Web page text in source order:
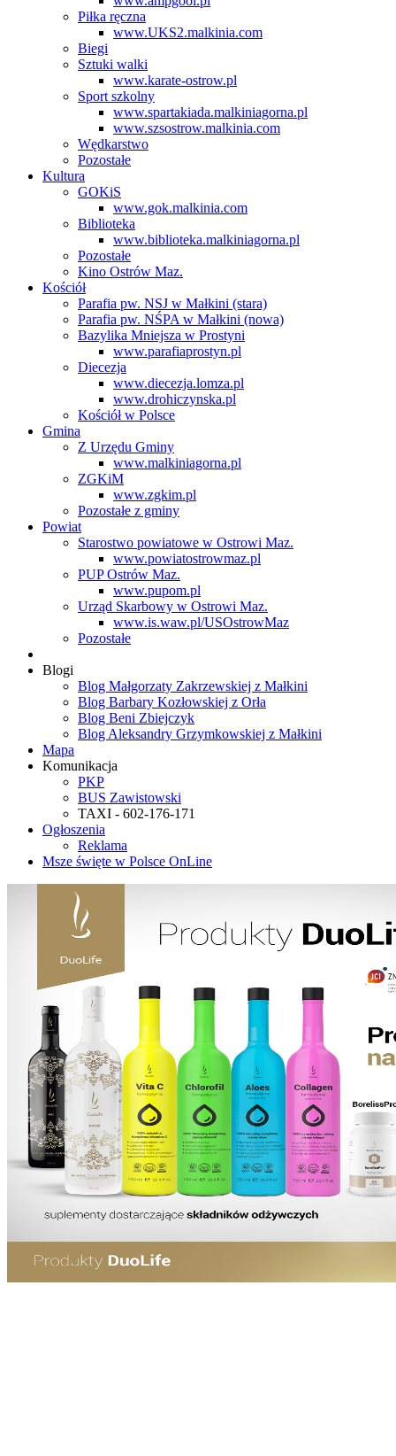
Piłka ręczna
www.UKS2.malkinia.com
Biegi
Sztuki walki
www.karate-ostrow.pl
Sport szkolny
www.spartakiada.malkiniagorna.pl
www.szsostrow.malkinia.com
Wędkarstwo
Pozostałe
Kultura
GOKiS
www.gok.malkinia.com
Biblioteka
www.biblioteka.malkiniagorna.pl
Pozostałe
Kino Ostrów Maz.
Kościół
Parafia pw. NSJ w Małkini (stara)
Parafia pw. NŚPA w Małkini (nowa)
Bazylika Mniejsza w Prostyni
www.parafiaprostyn.pl
Diecezja
www.diecezja.lomza.pl
www.drohiczynska.pl
Kościół w Polsce
Gmina
Z Urzędu Gminy
www.malkiniagorna.pl
ZGKiM
www.zgkim.pl
Pozostałe z gminy
Powiat
Starostwo powiatowe w Ostrowi Maz.
www.powiatostrowmaz.pl
PUP Ostrów Maz.
www.pupom.pl
Urząd Skarbowy w Ostrowi Maz.
www.is.waw.pl/USOstrowMaz
Pozostałe
Blogi
Blog Małgorzaty Zakrzewskiej z Małkini
Blog Barbary Kozłowskiej z Orła
Blog Beni Zbiejczyk
Blog Aleksandry Grzymkowskiej z Małkini
Mapa
Komunikacja
PKP
BUS Zawistowski
TAXI - 602-176-171
Ogłoszenia
Reklama
Msze święte w Polsce OnLine